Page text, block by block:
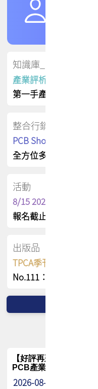
知識庫_會員專屬
產業評析報告
第一手產業資訊
整合行銷
PCB Shop 採購指南
全方位多元曝光方案
活動
8/15 2026 TPCA健康
報名截止日 : 8/3 活動
出版品
TPCA季刊 FREE 線上
No.111：PCB全球風
【好評再延長】PCB
PCB產業專屬 AI 知識平
2026-08-04